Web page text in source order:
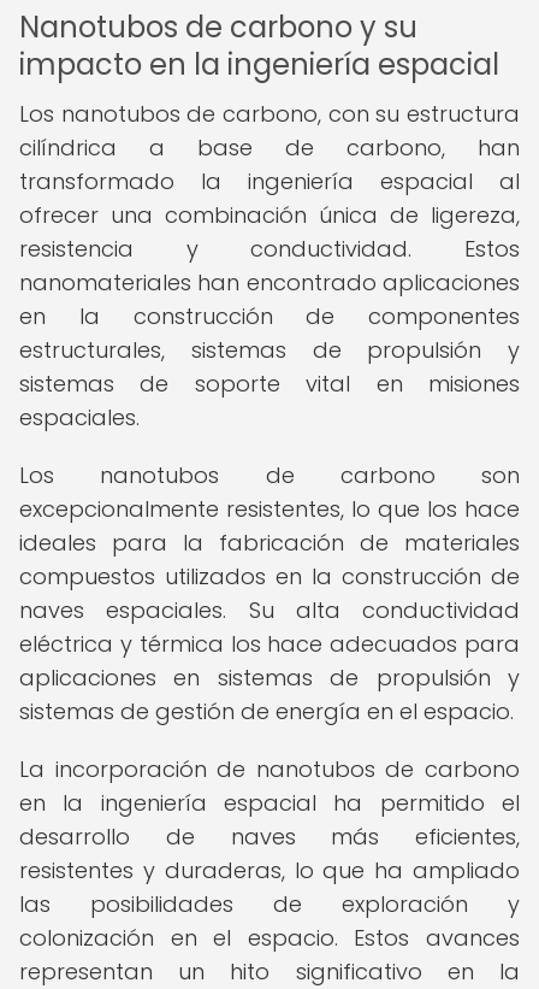
Nanotubos de carbono y su
impacto en la ingeniería espacial
Los nanotubos de carbono, con su estructura
cilíndrica a base de carbono, han
transformado la ingeniería espacial al
ofrecer una combinación única de ligereza,
resistencia y conductividad. Estos
nanomateriales han encontrado aplicaciones
en la construcción de componentes
estructurales, sistemas de propulsión y
sistemas de soporte vital en misiones
espaciales.
Los nanotubos de carbono son
excepcionalmente resistentes, lo que los hace
ideales para la fabricación de materiales
compuestos utilizados en la construcción de
naves espaciales. Su alta conductividad
eléctrica y térmica los hace adecuados para
aplicaciones en sistemas de propulsión y
sistemas de gestión de energía en el espacio.
La incorporación de nanotubos de carbono
en la ingeniería espacial ha permitido el
desarrollo de naves más eficientes,
resistentes y duraderas, lo que ha ampliado
las posibilidades de exploración y
colonización en el espacio. Estos avances
representan un hito significativo en la